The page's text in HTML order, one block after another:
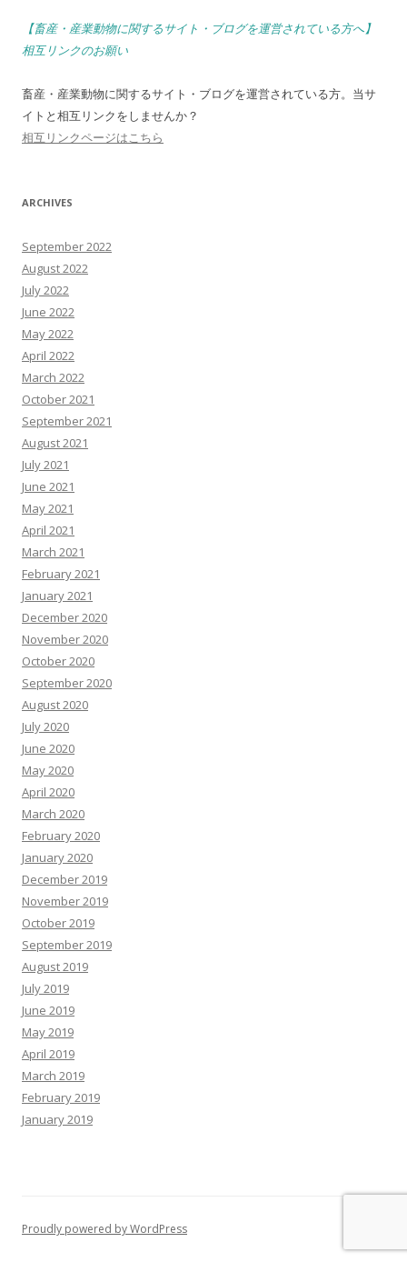
【畜産・産業動物に関するサイト・ブログを運営されている方へ】
相互リンクのお願い
畜産・産業動物に関するサイト・ブログを運営されている方。当サ
イトと相互リンクをしませんか？
相互リンクページはこちら
ARCHIVES
September 2022
August 2022
July 2022
June 2022
May 2022
April 2022
March 2022
October 2021
September 2021
August 2021
July 2021
June 2021
May 2021
April 2021
March 2021
February 2021
January 2021
December 2020
November 2020
October 2020
September 2020
August 2020
July 2020
June 2020
May 2020
April 2020
March 2020
February 2020
January 2020
December 2019
November 2019
October 2019
September 2019
August 2019
July 2019
June 2019
May 2019
April 2019
March 2019
February 2019
January 2019
Proudly powered by WordPress